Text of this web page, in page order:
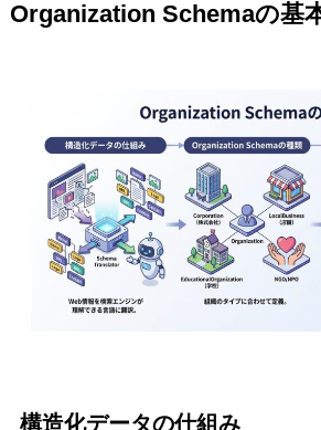
Organization Schemaの基
構造化データの仕組み